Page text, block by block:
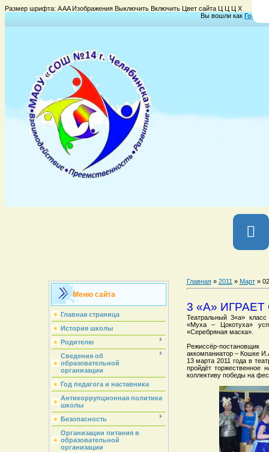
Размер шрифта: AAAИзображения Выключить Включить Цвет сайта Ц Ц Ц Х
Вы вошли как Гость
Меню сайта
Главная страница
История школы
Родителю
Сведения об
образовательной
организации
Год педагога и наставника
Антикоррупционная политика
школы
Безопасность
Организации питания в
образовательной
организации
Главная» 2011 » Март » 02
3 «А»
Театральный 3«а»
«Муха – Цокотуха»
«Серебряная маска».
Режиссёр-
аккомпаниатор – Кошке
13 марта 2011 года в
пройдёт торжественное
коллективу победы на